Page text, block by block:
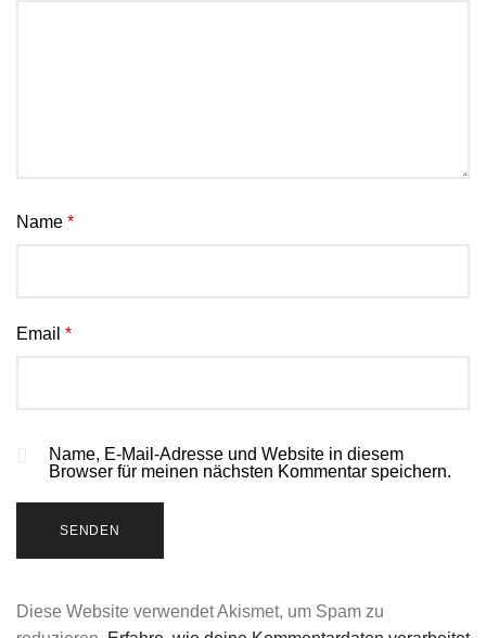
Name *
Email *
Name, E-Mail-Adresse und Website in diesem
Browser für meinen nächsten Kommentar speichern.
Diese Website verwendet Akismet, um Spam zu